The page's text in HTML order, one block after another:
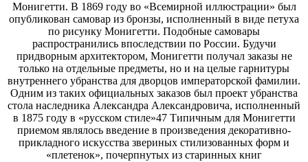
Монигетти. В 1869 году во «Всемирной иллюстрации» был
опубликован самовар из бронзы, исполненный в виде петуха
по рисунку Монигетти. Подобные самовары
распространились впоследствии по России. Будучи
придворным архитектором, Монигетти получал заказы не
только на отдельные предметы, но и на целые гарнитуры
внутреннего убранства для дворцов императорской фамилии.
Одним из таких официальных заказов был проект убранства
стола наследника Александра Александровича, исполненный
в 1875 году в «русском стиле»47 Типичным для Монигетти
приемом являлось введение в произведения декоративно-
прикладного искусства звериных стилизованных форм и
«плетенок», почерпнутых из старинных книг